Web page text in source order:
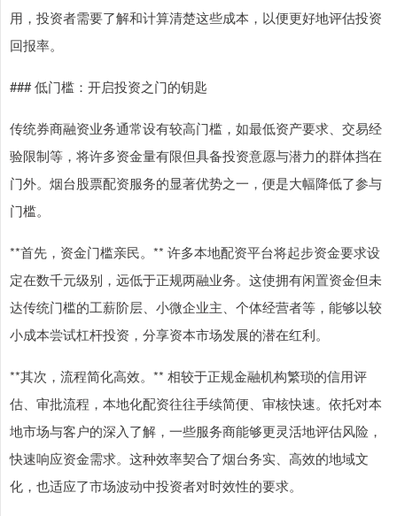
用，投资者需要了解和计算清楚这些成本，以便更好地评估投资
回报率。
### 低门槛：开启投资之门的钥匙
传统券商融资业务通常设有较高门槛，如最低资产要求、交易经
验限制等，将许多资金量有限但具备投资意愿与潜力的群体挡在
门外。烟台股票配资服务的显著优势之一，便是大幅降低了参与
门槛。
**首先，资金门槛亲民。** 许多本地配资平台将起步资金要求设
定在数千元级别，远低于正规两融业务。这使拥有闲置资金但未
达传统门槛的工薪阶层、小微企业主、个体经营者等，能够以较
小成本尝试杠杆投资，分享资本市场发展的潜在红利。
**其次，流程简化高效。** 相较于正规金融机构繁琐的信用评
估、审批流程，本地化配资往往手续简便、审核快速。依托对本
地市场与客户的深入了解，一些服务商能够更灵活地评估风险，
快速响应资金需求。这种效率契合了烟台务实、高效的地域文
化，也适应了市场波动中投资者对时效性的要求。